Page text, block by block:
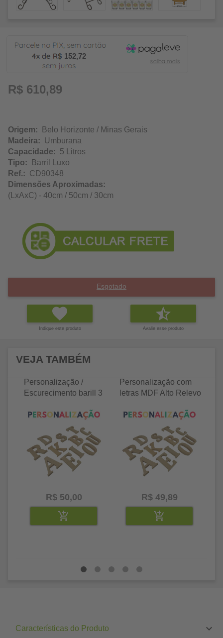
152,72
R$ 610,89
Origem: Belo Horizonte / Minas Gerais
Madeira: Umburana
Capacidade: 5 Litros
Tipo: Barril Luxo
Ref.: CD90348
Dimensões Aproximadas:
(LxAxC) - 40cm / 50cm / 30cm
Esgotado
Indique este produto Avalie esse produto
VEJA TAMBÉM
Personalização /
Escurecimento barill 3
R$ 50,00
Personalização com
letras MDF Alto Relevo
R$ 49,89
Características do Produto